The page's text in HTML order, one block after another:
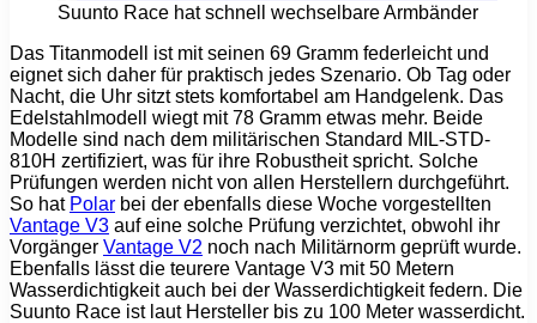
Suunto Race hat schnell wechselbare Armbänder
Das Titanmodell ist mit seinen 69 Gramm federleicht und
eignet sich daher für praktisch jedes Szenario. Ob Tag oder
Nacht, die Uhr sitzt stets komfortabel am Handgelenk. Das
Edelstahlmodell wiegt mit 78 Gramm etwas mehr. Beide
Modelle sind nach dem militärischen Standard MIL-STD-
810H zertifiziert, was für ihre Robustheit spricht. Solche
Prüfungen werden nicht von allen Herstellern durchgeführt.
So hat Polar bei der ebenfalls diese Woche vorgestellten
Vantage V3 auf eine solche Prüfung verzichtet, obwohl ihr
Vorgänger Vantage V2 noch nach Militärnorm geprüft wurde.
Ebenfalls lässt die teurere Vantage V3 mit 50 Metern
Wasserdichtigkeit auch bei der Wasserdichtigkeit federn. Die
Suunto Race ist laut Hersteller bis zu 100 Meter wasserdicht.